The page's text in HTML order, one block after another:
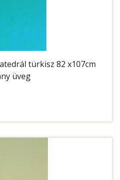
türkisz 82 x107cm
üveg